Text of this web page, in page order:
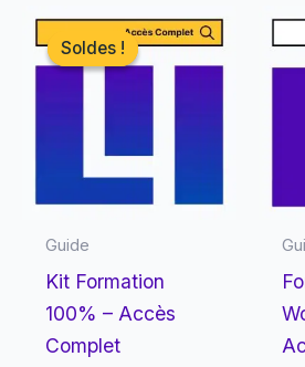
Soldes !
Soldes !
Guide
Kit Formation
100% – Accès
Complet
Le
prix
initial
Le
prix